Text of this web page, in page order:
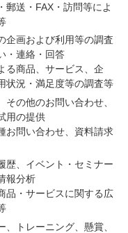
郵送・FAX・訪問等によ
企画および利用等の調査
・連絡・回答
る商品、サービス、企
状況・満足度等の調査等
その他のお問い合わせ、
用の提供
お問い合わせ、資料請求
歴、イベント・セミナー
報分析
品・サービスに関する広
、トレーニング、懸賞、